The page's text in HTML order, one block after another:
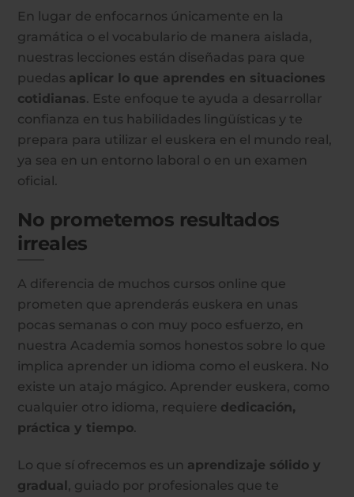
En lugar de enfocarnos únicamente en la
gramática o el vocabulario de manera aislada,
nuestras lecciones están diseñadas para que
puedas aplicar lo que aprendes en situaciones
cotidianas. Este enfoque te ayuda a desarrollar
confianza en tus habilidades lingüísticas y te
prepara para utilizar el euskera en el mundo real,
ya sea en un entorno laboral o en un examen
oficial.
No prometemos resultados
irreales
A diferencia de muchos cursos online que
prometen que aprenderás euskera en unas
pocas semanas o con muy poco esfuerzo, en
nuestra Academia somos honestos sobre lo que
implica aprender un idioma como el euskera. No
existe un atajo mágico. Aprender euskera, como
cualquier otro idioma, requiere dedicación,
práctica y tiempo.
Lo que sí ofrecemos es un aprendizaje sólido y
gradual, guiado por profesionales que te